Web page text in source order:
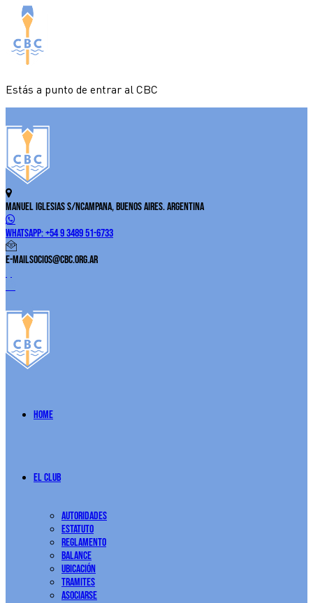
Estás a punto de entrar al CBC
Manuel Iglesias S/NCampana, Buenos Aires. Argentina
WhatsApp:+54 9 3489 51-6733
E-Mailsocios@cbc.org.ar
Home
El Club
Autoridades
Estatuto
Reglamento
Balance
Ubicación
Tramites
Asociarse